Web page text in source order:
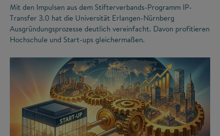
Mit den Impulsen aus dem Stifterverbands-Programm IP-
Transfer 3.0 hat die Universität Erlangen-Nürnberg
Ausgründungsprozesse deutlich vereinfacht. Davon profitieren
Hochschule und Start-ups gleichermaßen.